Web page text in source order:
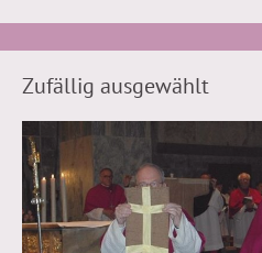
Zufällig ausgewählt